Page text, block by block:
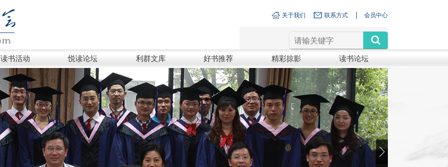
会员中心
联系方式
关于我们
读书活动 悦读论坛 利群文库 好书推荐 精彩掠影 读书论坛